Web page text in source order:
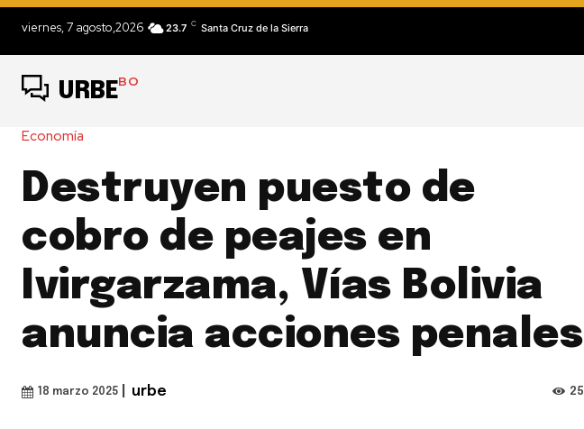
viernes, 7 agosto,2026 23.7 C Santa Cruz de la Sierra
URBEBO
Economía
Destruyen puesto de
cobro de peajes en
Ivirgarzama, Vías Bolivia
anuncia acciones penales
18 marzo 2025 urbe 25